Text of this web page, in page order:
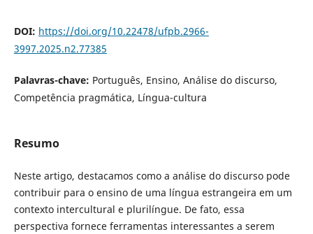
DOI: https://doi.org/10.22478/ufpb.2966-
3997.2025.n2.77385
Palavras-chave: Português, Ensino, Análise do discurso,
Competência pragmática, Língua-cultura
Resumo
Neste artigo, destacamos como a análise do discurso pode
contribuir para o ensino de uma língua estrangeira em um
contexto intercultural e plurilíngue. De fato, essa
perspectiva fornece ferramentas interessantes a serem